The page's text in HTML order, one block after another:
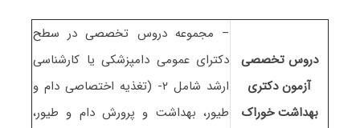
دروس تخصصی
آزمون دکتری
ﺑﻬﺪاﺷﺖ ﺧﻮراک
– مجموعه دروس تخصصی در سطح
دکترای عمومی دامپزشکی یا کارشناسی
ارشد شامل ۲- (تغذیه اختصاصی دام و
طیور، بهداشت و پرورش دام و طیور،